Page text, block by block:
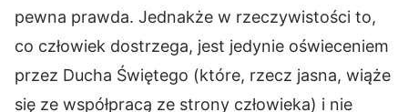
pewna prawda. Jednakże w rzeczywistości to,
co człowiek dostrzega, jest jedynie oświeceniem
przez Ducha Świętego (które, rzecz jasna, wiąże
się ze współpracą ze strony człowieka) i nie